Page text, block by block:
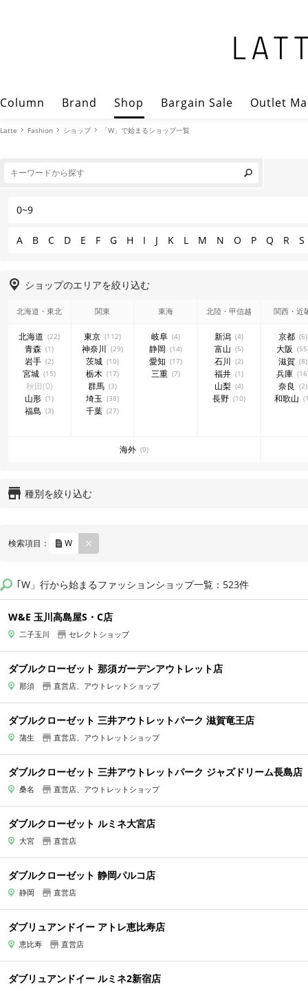
Column Brand Shop Bargain Sale Outlet
Latte Fashion ショップ 「W」で始まるショップ一覧
0~9
A B C D E F G H I J K L M N O P Q R S
ショップのエリアを絞り込む
北海道・東北 関東 東海 北陸・甲信越 関西・近
北海道 (22)
青森 (1)
岩手 (2)
宮城 (15)
秋田(0)
山形 (1)
福島 (3)
東京 (112)
神奈川 (29)
茨城 (10)
栃木 (17)
群馬 (3)
埼玉 (38)
千葉 (27)
岐阜 (4)
静岡 (14)
愛知 (17)
三重 (7)
新潟 (4)
富山 (5)
石川 (2)
福井 (1)
山梨 (4)
長野 (10)
京都 (6)
大阪
滋賀 (8)
兵庫
奈良 (2)
和歌山
海外 (0)
種別を絞り込む
検索項目： W
REM
OVE
｢W」行から始まるファッションショップ一覧：523件
W&E 玉川高島屋S・C店
二子玉川 セレクトショップ
ダブルクローゼット 那須ガーデンアウトレット店
那須 直営店、アウトレットショップ
ダブルクローゼット 三井アウトレットパーク 滋賀竜王店
蒲生 直営店、アウトレットショップ
ダブルクローゼット 三井アウトレットパーク ジャズドリーム長島店
桑名 直営店、アウトレットショップ
ダブルクローゼット ルミネ大宮店
大宮 直営店
ダブルクローゼット 静岡パルコ店
静岡 直営店
ダブリュアンドイー アトレ恵比寿店
恵比寿 直営店
ダブリュアンドイー ルミネ2新宿店